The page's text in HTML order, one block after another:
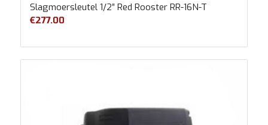
Slagmoersleutel 1/2″ Red Rooster RR-16N-T
€277.00